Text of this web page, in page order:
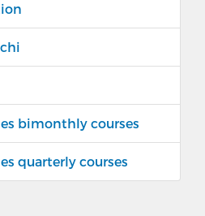
bimonthly courses
quarterly courses